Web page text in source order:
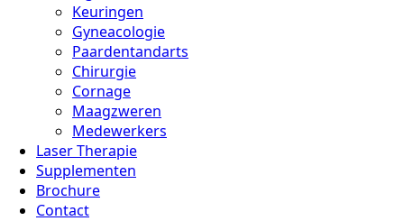
Keuringen
Gyneacologie
Paardentandarts
Chirurgie
Cornage
Maagzweren
Medewerkers
Laser Therapie
Supplementen
Brochure
Contact